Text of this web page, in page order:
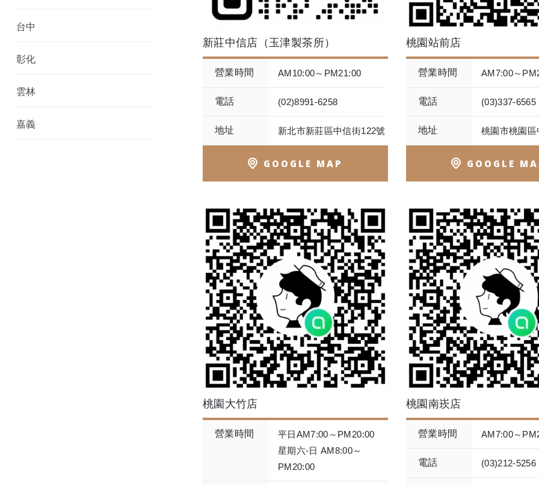
台中
彰化
雲林
嘉義
新莊中信店（玉津製茶所）
營業時間 AM10:00～PM21:00
電話 (02)8991-6258
地址 新北市新莊區中信街122號
GOOGLE MAP
桃園站前店
營業時間 AM7:00～
電話 (03)337-6565
地址 桃園市桃園
GOOGLE
桃園大竹店
營業時間
平日AM7:00～PM20:00
星期六-日 AM8:00～
PM20:00
桃園南崁店
營業時間 AM7:00～
電話 (03)212-5256